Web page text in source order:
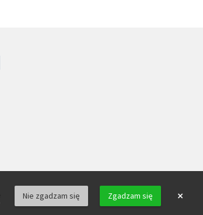
Nie zgadzam się Zgadzam się ×